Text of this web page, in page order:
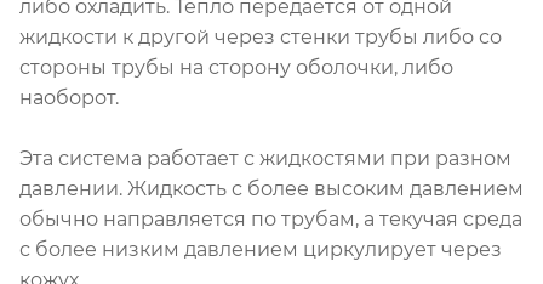
либо охладить. Тепло передается от одной
жидкости к другой через стенки трубы либо со
стороны трубы на сторону оболочки, либо
наоборот.
Эта система работает с жидкостями при разном
давлении. Жидкость с более высоким давлением
обычно направляется по трубам, а текучая среда
с более низким давлением циркулирует через